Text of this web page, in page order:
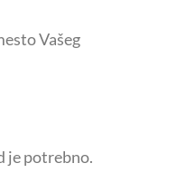
Vašeg
je potrebno.